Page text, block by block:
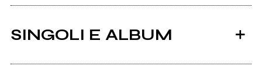
SINGOLI E ALBUM